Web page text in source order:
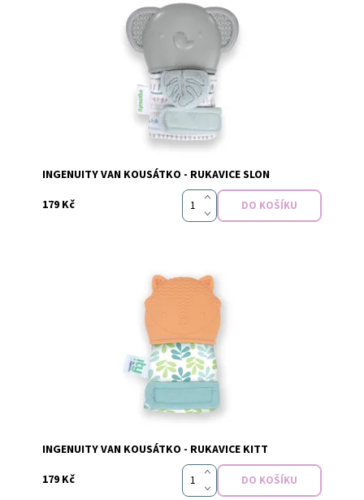
Skladem
Značka: INGENUITY
INGENUITY VAN KOUSÁTKO - RUKAVICE SLON
179 Kč
Skladem
INGENUITY VAN KOUSÁTKO - RUKAVICE KITT
179 Kč